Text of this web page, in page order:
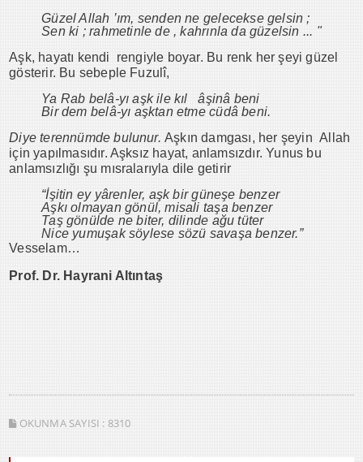
Güzel Allah ’ım, senden ne gelecekse gelsin ;
Sen ki ; rahmetinle de , kahrınla da güzelsin ... "
Aşk, hayatı kendi rengiyle boyar. Bu renk her şeyi güzel
gösterir. Bu sebeple Fuzulî,
Ya Rab belâ-yı aşk ile kıl âşinâ beni
Bir dem belâ-yı aşktan etme cüdâ beni.
Diye terennümde bulunur.Aşkın damgası, her şeyin Allah
için yapılmasıdır. Aşksız hayat, anlamsızdır. Yunus bu
anlamsızlığı şu mısralarıyla dile getirir
“İşitin ey yârenler, aşk bir güneşe benzer
Aşkı olmayan gönül, misali taşa benzer
Taş gönülde ne biter, dilinde ağu tüter
Nice yumuşak söylese sözü savaşa benzer.”
Vesselam…
Prof. Dr. Hayrani Altıntaş
OKUNMA SAYISI : 8310